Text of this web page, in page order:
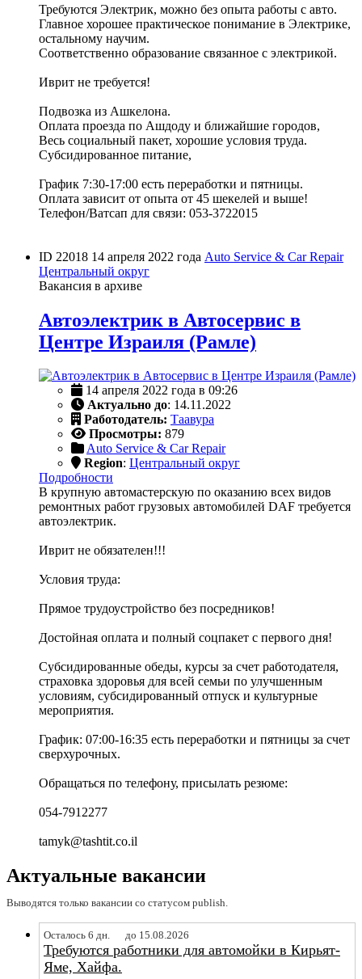
Требуются Электрик, можно без опыта работы с авто.
Главное хорошее практическое понимание в Электрике,
остальному научим.
Соответственно образование связанное с электрикой.
Иврит не требуется!
Подвозка из Ашкелона.
Оплата проезда по Ашдоду и ближайшие городов,
Весь социальный пакет, хорошие условия труда.
Субсидированное питание,
График 7:30-17:00 есть переработки и пятницы.
Оплата зависит от опыта от 45 шекелей и выше!
Телефон/Ватсап для связи: 053-3722015
ID 22018 14 апреля 2022 года Auto Service & Car Repair
Центральный округ
Вакансия в архиве
Автоэлектрик в Автосервис в
Центре Израиля (Рамле)
14 апреля 2022 года в 09:26
Актуально до: 14.11.2022
Работодатель: Таавура
Просмотры: 879
Auto Service & Car Repair
Region: Центральный округ
Подробности
В крупную автомастерскую по оказанию всех видов
ремонтных работ грузовых автомобилей DAF требуется
автоэлектрик.
Иврит не обязателен!!!
Условия труда:
Прямое трудоустройство без посредников!
Достойная оплата и полный соцпакет с первого дня!
Субсидированные обеды, курсы за счет работодателя,
страховка здоровья для всей семьи по улучшенным
условиям, субсидированный отпуск и культурные
мероприятия.
График: 07:00-16:35 есть переработки и пятницы за счет
сверхурочных.
Обращаться по телефону, присылать резюме:
054-7912277
tamyk@tashtit.co.il
Актуальные вакансии
Выводятся только вакансии со статусом publish.
Осталось 6 дн. до 15.08.2026
Требуются работники для автомойки в Кирьят-
Яме, Хайфа.